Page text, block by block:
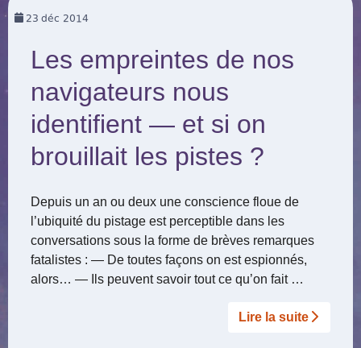
23 déc 2014
Les empreintes de nos
navigateurs nous
identifient — et si on
brouillait les pistes ?
Depuis un an ou deux une conscience floue de
l’ubiquité du pistage est perceptible dans les
conversations sous la forme de brèves remarques
fatalistes : — De toutes façons on est espionnés,
alors… — Ils peuvent savoir tout ce qu’on fait …
Lire la suite­­